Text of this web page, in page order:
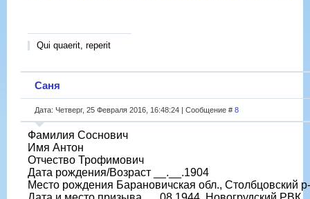
Qui quaerit, reperit
Саня
Дата: Четверг, 25 Февраля 2016, 16:48:24 | Сообщение # 8
Фамилия Соснович
Имя Антон
Отчество Трофимович
Дата рождения/Возраст __.__.1904
Место рождения Барановичская обл., Столбцовский